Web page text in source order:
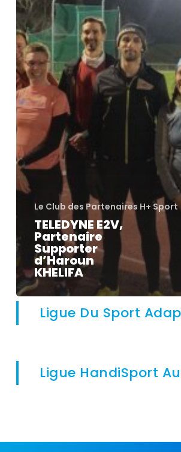
Le Club des Partenaires H+ Sport
TELEDYNE E2V,
Partenaire
Supporter
d’Haroun
KHELIFA
Ligue Du Sport
Ligue HandiSport